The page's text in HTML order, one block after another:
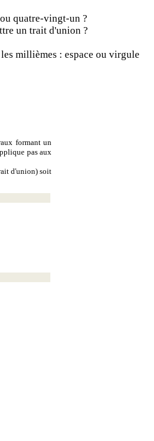
quatre-vingt-un ?
un trait d'union ?
millièmes : espace ou virgule
formant un
pas aux
d'union) soit